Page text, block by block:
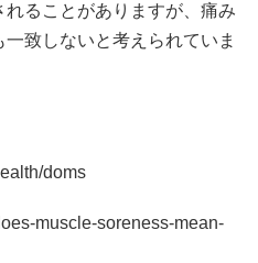
ることがありますが、痛み
致しないと考えられていま
doms
muscle-soreness-mean-